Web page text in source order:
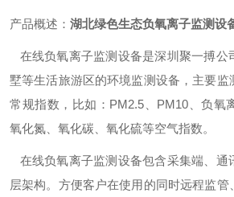
产品概述： 湖北绿色生态负氧离子监测设
在线负氧离子监测设备是深圳聚一搏公
墅等生活旅游区的环境监测设备，主要监
常规指数，比如：PM2.5、PM10、负氧
氧化氮、氧化碳、氧化硫等空气指数。
在线负氧离子监测设备包含采集端、通
层架构。方便客户在使用的同时远程监管